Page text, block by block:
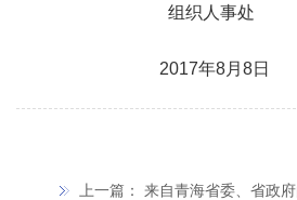
组织人事处
2017年8月 8日
上一篇： 来自青海省委、省政